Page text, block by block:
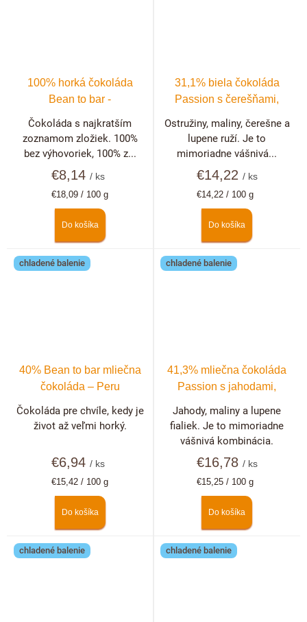
100% horká čokoláda
Bean to bar -
Dominikánska republika
€8,14/ ks
Jednotková
€18,09 / 100 g
Do košíka
Čokoláda s najkratším
zoznamom zložiek. 100%
bez výhovoriek, 100% z...
31,1% biela čokoláda
Passion s čerešňami,
ružou
€14,22 / ks
Jednotková
€14,22 / 100 g
Do košíka
Ostružiny, maliny, čerešne a
lupene ruží. Je to
mimoriadne vášnivá...
chladené balenie
40% Bean to bar mliečna
čokoláda – Peru
€6,94/ ks
Jednotková
€15,42 / 100 g
Do košíka
Čokoláda pre chvíle, kedy je
život až veľmi horký.
chladené balenie
41,3% mliečna čokoláda
Passion s jahodami,
malinami a fialkami
€16,78 / ks
Jednotková
€15,25 / 100 g
Do košíka
Jahody, maliny a lupene
fialiek. Je to mimoriadne
vášnivá kombinácia.
chladené balenie chladené balenie